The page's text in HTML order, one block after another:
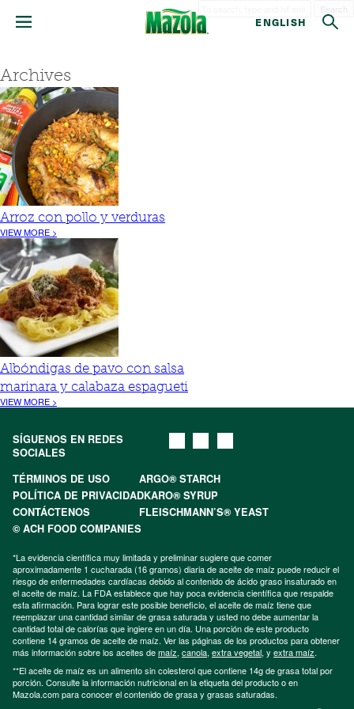
ENGLISH
Archives
Arroz con pollo y verduras
VIEW MORE >
Albóndigas de pavo con salsa
marinara y calabaza espagueti
VIEW MORE >
SÍGUENOS EN REDES
SOCIALES
TÉRMINOS DE USO
ARGO® STARCH
POLÍTICA DE PRIVACIDADKARO® SYRUP
CONTÁCTENOS
FLEISCHMANN’S® YEAST
© ACH FOOD COMPANIES
*La evidencia científica muy limitada y preliminar sugiere que comer
aproximadamente 1 cucharada (16 gramos) diaria de aceite de maíz puede reducir el
riesgo de enfermedades cardíacas debido al contenido de ácido graso insaturado en
el aceite de maíz. La FDA establece que hay poca evidencia científica que respalde
esta afirmación. Para lograr este posible beneficio, el aceite de maíz tiene que
reemplazar una cantidad similar de grasa saturada y usted no debe aumentar la
cantidad total de calorías que ingiere en un día. Una porción de este producto
contiene 14 gramos de aceite de maíz. Ver las páginas de los productos para obtener
más información sobre los aceites demaíz, canola, extra vegetal, y extra maíz.
**El aceite de maíz es un alimento sin colesterol que contiene 14g de grasa total por
porción. Consulte la información nutricional en la etiqueta del producto o en
Mazola.com para conocer el contenido de grasa y grasas saturadas.